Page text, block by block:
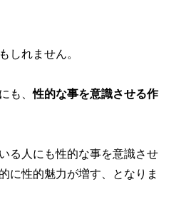
しれません。
も、性的な事を意識させる作
る人にも性的な事を意識させ
に性的魅力が増す、となりま